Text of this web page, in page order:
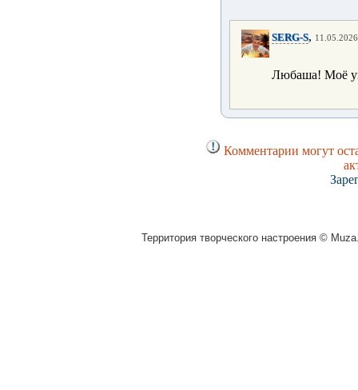
SERG-S,
Любаша! Моё
Комментарии могут
Территория творческого настроения ©